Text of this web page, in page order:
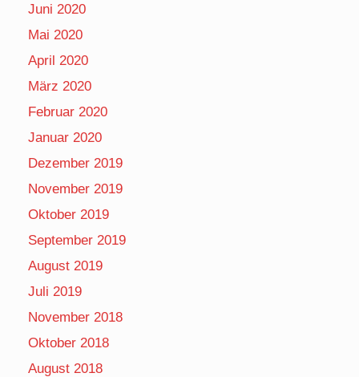
Juni 2020
Mai 2020
April 2020
März 2020
Februar 2020
Januar 2020
Dezember 2019
November 2019
Oktober 2019
September 2019
August 2019
Juli 2019
November 2018
Oktober 2018
August 2018